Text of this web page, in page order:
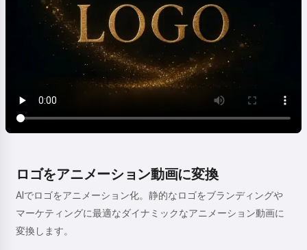
ロゴをアニメーション動画に変換
AIでロゴをアニメーション化。静的なロゴをブランディングや
マーケティングに最適なダイナミックなアニメーション動画に
変換します。